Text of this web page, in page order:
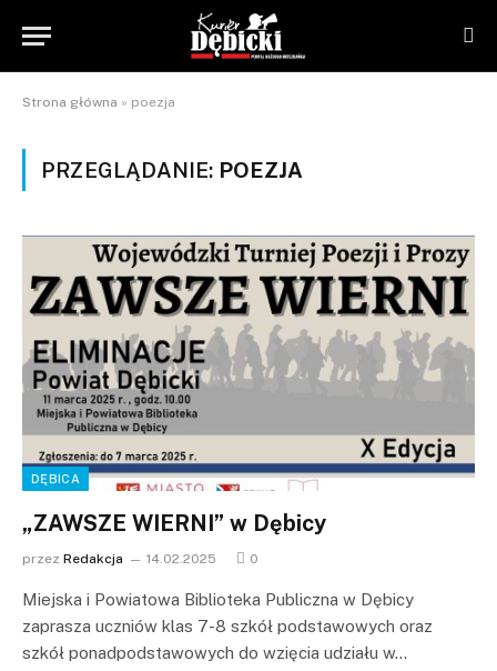
Strona główna » poezja
PRZEGLĄDANIE: POEZJA
DĘBICA
„ZAWSZE WIERNI” w Dębicy
przez Redakcja 14.02.2025 0
Miejska i Powiatowa Biblioteka Publiczna w Dębicy
zaprasza uczniów klas 7-8 szkół podstawowych oraz
szkół ponadpodstawowych do wzięcia udziału w…